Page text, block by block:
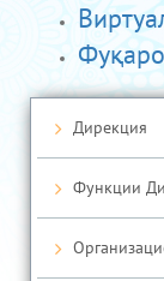
Дирекция
Функции